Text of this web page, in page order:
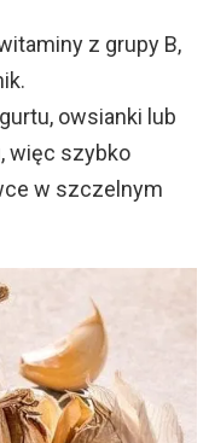
z grupy B,
owsianki lub
więc szybko
w szczelnym